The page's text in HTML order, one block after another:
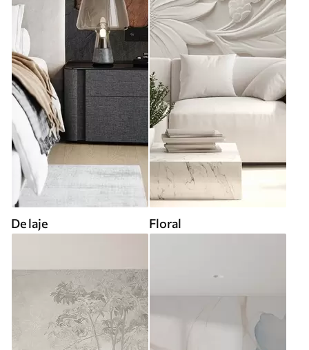
De laje Floral